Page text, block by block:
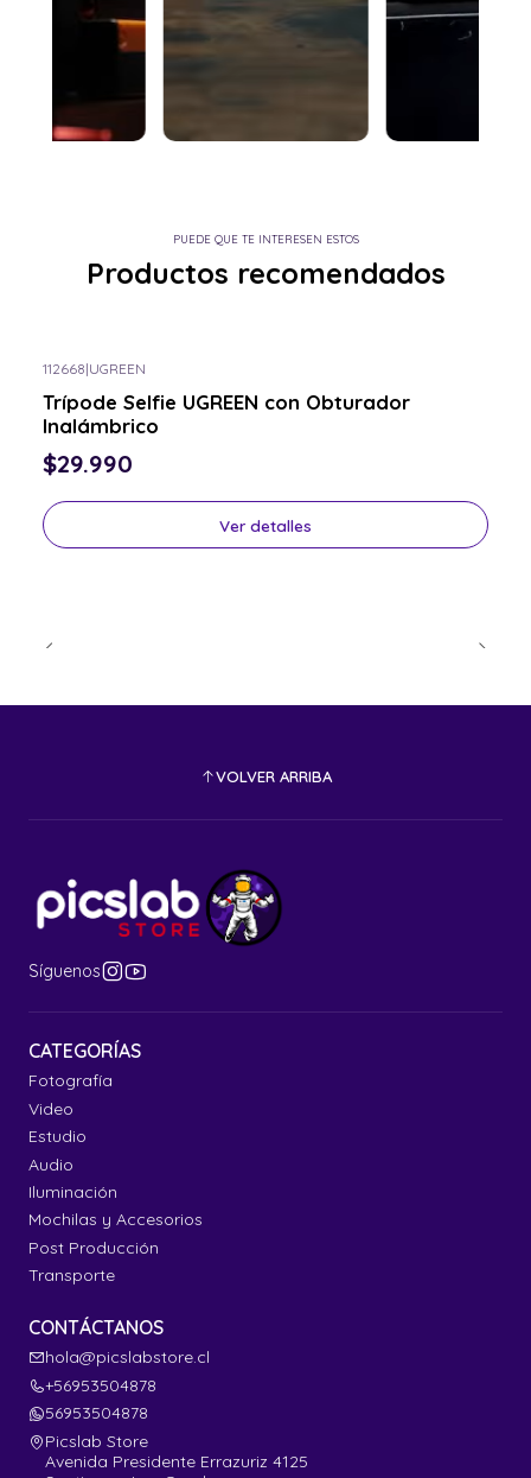
PUEDE QUE TE INTERESEN ESTOS
Productos recomendados
112668|UGREEN
Trípode Selfie UGREEN con Obturador
Inalámbrico
$29.990
Ver detalles
VOLVER ARRIBA
Síguenos
CATEGORÍAS
Fotografía
Video
Estudio
Audio
Iluminación
Mochilas y Accesorios
Post Producción
Transporte
CONTÁCTANOS
hola@picslabstore.cl
+56953504878
56953504878
Picslab Store
Avenida Presidente Errazuriz 4125